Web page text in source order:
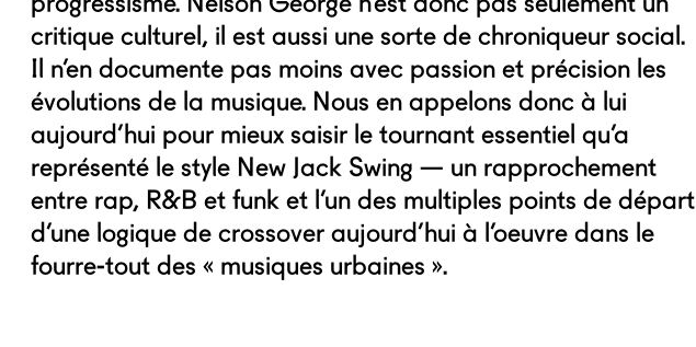
critique culturel, il est aussi une sorte de chroniqueur social.
Il n’en documente pas moins avec passion et précision les
évolutions de la musique. Nous en appelons donc à lui
aujourd’hui pour mieux saisir le tournant essentiel qu’a
représenté le style New Jack Swing — un rapprochement
entre rap, R&B et funk et l’un des multiples points de départ
d’une logique de crossover aujourd’hui à l’oeuvre dans le
fourre-tout des « musiques urbaines ».